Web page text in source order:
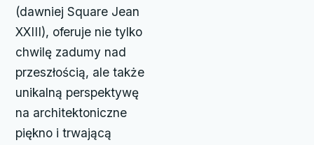
(dawniej Square Jean
XXIII), oferuje nie tylko
chwilę zadumy nad
przeszłością, ale także
unikalną perspektywę
na architektoniczne
piękno i trwającą